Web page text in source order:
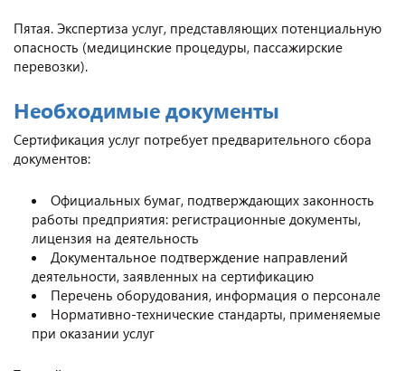
Пятая. Экспертиза услуг, представляющих потенциальную
опасность (медицинские процедуры, пассажирские
перевозки).
Необходимые документы
Сертификация услуг потребует предварительного сбора
документов:
Официальных бумаг, подтверждающих законность
работы предприятия: регистрационные документы,
лицензия на деятельность
Документальное подтверждение направлений
деятельности, заявленных на сертификацию
Перечень оборудования, информация о персонале
Нормативно-технические стандарты, применяемые
при оказании услуг